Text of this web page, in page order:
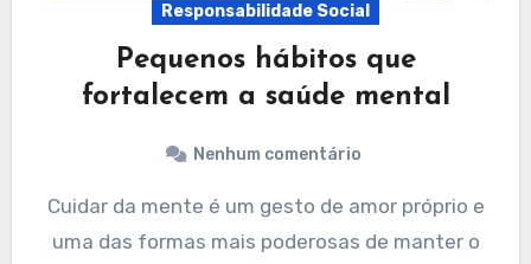
Responsabilidade Social
Pequenos hábitos que
fortalecem a saúde mental
Nenhum comentário
Cuidar da mente é um gesto de amor próprio e
uma das formas mais poderosas de manter o